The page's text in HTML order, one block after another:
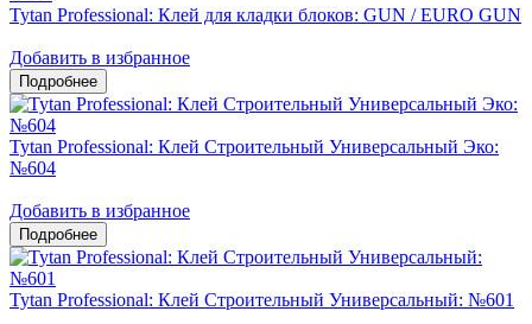
Tytan Professional: Клей для кладки блоков: GUN / EURO GUN
Добавить в избранное
Tytan Professional: Клей Строительный Универсальный Эко:
№604
Добавить в избранное
Tytan Professional: Клей Строительный Универсальный: №601